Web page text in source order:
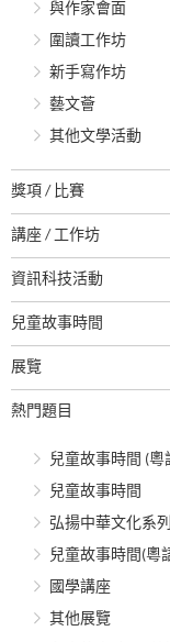
與作家會面
圍讀工作坊
新手寫作坊
藝文薈
其他文學活動
獎項 / 比賽
講座 / 工作坊
資訊科技活動
兒童故事時間
展覽
熱門題目
兒童故事時間 (粵
兒童故事時間
弘揚中華文化系
兒童故事時間(粵
國學講座
其他展覽